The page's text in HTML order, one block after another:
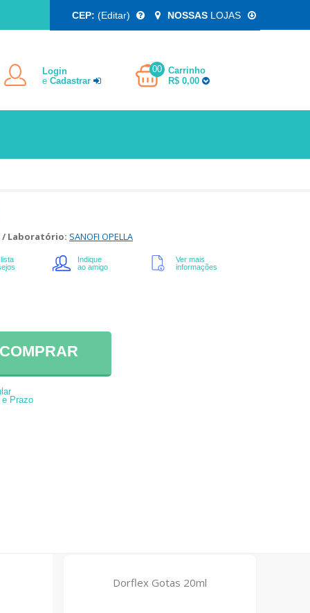
CEP: (Editar) NOSSAS LOJAS
Login
e Cadastrar
00
Carrinho
R$ 0,00
/ Laboratório: SANOFI OPELLA
Indique
ao amigo
Ver mais
informações
COMPRAR
e Prazo
Dorflex Gotas 20ml